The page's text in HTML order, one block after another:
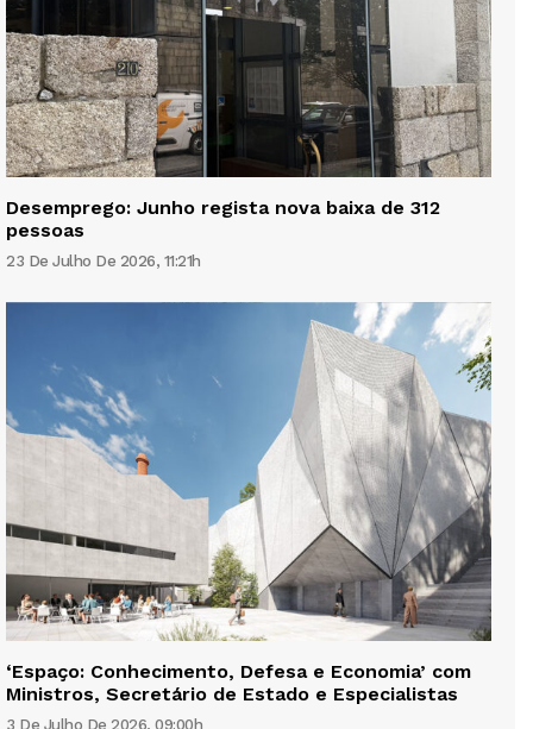
Desemprego: Junho regista nova baixa de 312
pessoas
23 De Julho De 2026, 11:21h
‘Espaço: Conhecimento, Defesa e Economia’ com
Ministros, Secretário de Estado e Especialistas
3 De Julho De 2026, 09:00h